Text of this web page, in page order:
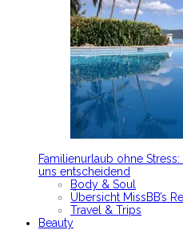
Familienurlaub ohne
uns entscheidend
Body & Soul
Übersicht MissBB’s
Travel & Trips
Beauty